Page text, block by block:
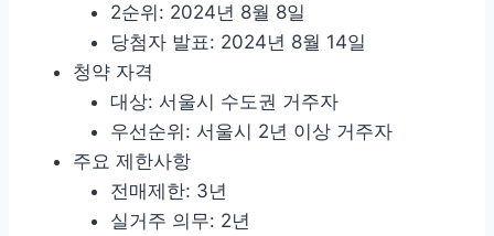
2순위: 2024년 8월 8일
당첨자 발표: 2024년 8월 14일
청약 자격
대상: 서울시 수도권 거주자
우선순위: 서울시 2년 이상 거주자
주요 제한사항
전매제한: 3년
실거주 의무: 2년